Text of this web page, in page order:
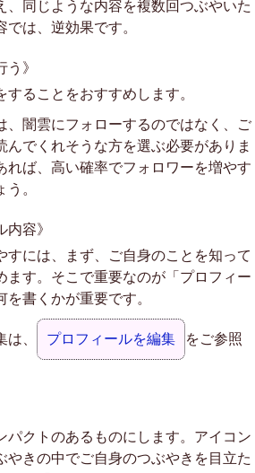
、同じような内容を複数回つぶやいた
では、逆効果です。
》
ることをおすすめします。
、闇雲にフォローするのではなく、ご
んでくれそうな方を選ぶ必要がありま
れば、高い確率でフォロワーを増やす
。
容》
すには、まず、ご自身のことを知って
ます。そこで重要なのが「プロフィー
を書くかが重要です。
、 プロフィールを編集 をご参照
パクトのあるものにします。アイコン
やきの中でご自身のつぶやきを目立た